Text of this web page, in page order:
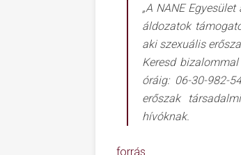
„A NANE
áldozatok
aki szexuális
Keresd
óráig: 06-30-982-
erőszak
hívóknak.
forrás